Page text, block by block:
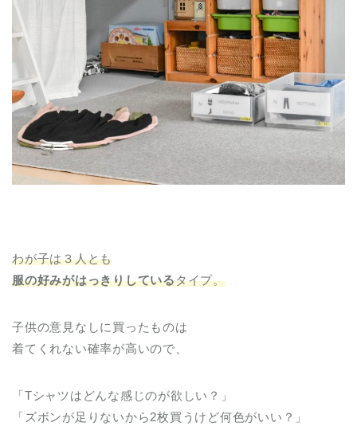
わが子は３人とも
服の好みがはっきりしているタイプ。
子供の意見なしに買ったものは
着てくれない確率が高いので、
「Tシャツはどんな感じのが欲しい？」
「ズボンが足りないから2枚買うけど何色がいい？」